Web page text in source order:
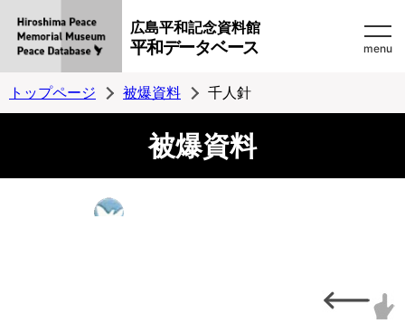
広島平和記念資料館
平和データベース menu
トップページ 被爆資料 千人針
被爆資料